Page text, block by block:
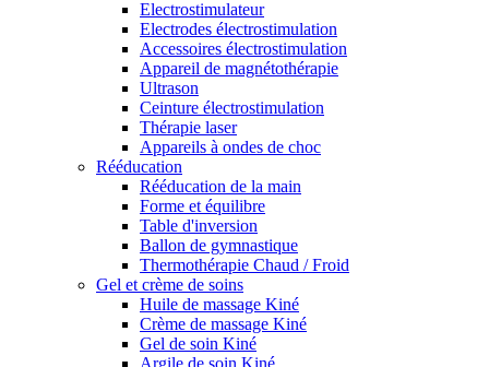
Electrostimulateur
Electrodes électrostimulation
Accessoires électrostimulation
Appareil de magnétothérapie
Ultrason
Ceinture électrostimulation
Thérapie laser
Appareils à ondes de choc
Rééducation
Rééducation de la main
Forme et équilibre
Table d'inversion
Ballon de gymnastique
Thermothérapie Chaud / Froid
Gel et crème de soins
Huile de massage Kiné
Crème de massage Kiné
Gel de soin Kiné
Argile de soin Kiné